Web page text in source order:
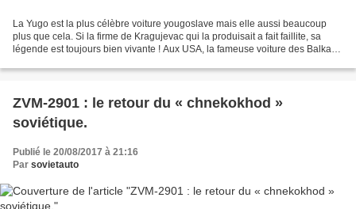
La Yugo est la plus célèbre voiture yougoslave mais elle aussi beaucoup
plus que cela. Si la firme de Kragujevac qui la produisait a fait faillite, sa
légende est toujours bien vivante ! Aux USA, la fameuse voiture des Balkans
ZVM-2901 : le retour du « chnekokhod »
soviétique.
Publié le 20/08/2017 à 21:16
Par sovietauto